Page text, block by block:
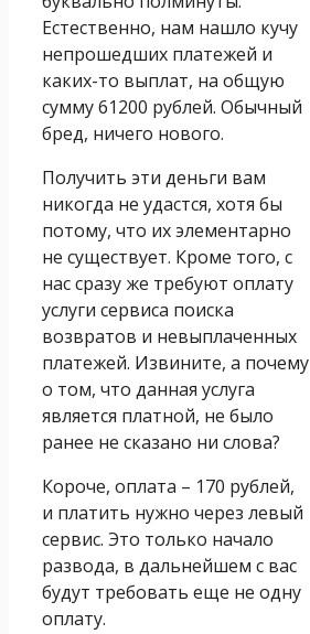
Естественно, нам нашло кучу
непрошедших платежей и
каких-то выплат, на общую
сумму 61200 рублей. Обычный
бред, ничего нового.
Получить эти деньги вам
никогда не удастся, хотя бы
потому, что их элементарно
не существует. Кроме того, с
нас сразу же требуют оплату
услуги сервиса поиска
возвратов и невыплаченных
платежей. Извините, а почему
о том, что данная услуга
является платной, не было
ранее не сказано ни слова?
Короче, оплата – 170 рублей,
и платить нужно через левый
сервис. Это только начало
развода, в дальнейшем с вас
будут требовать еще не одну
оплату.